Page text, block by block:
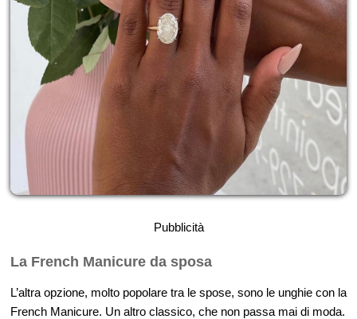
Pubblicità
La French Manicure da sposa
L’altra opzione, molto popolare tra le spose, sono le unghie con la
French Manicure. Un altro classico, che non passa mai di moda.